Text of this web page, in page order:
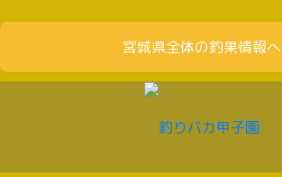
宮城県全体の釣果情報へ